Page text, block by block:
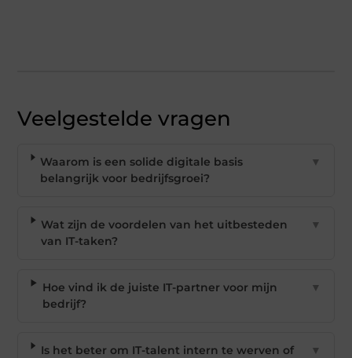
Veelgestelde vragen
Waarom is een solide digitale basis
belangrijk voor bedrijfsgroei?
▼
Wat zijn de voordelen van het uitbesteden
van IT-taken?
▼
Hoe vind ik de juiste IT-partner voor mijn
bedrijf?
▼
Is het beter om IT-talent intern te werven of ▼